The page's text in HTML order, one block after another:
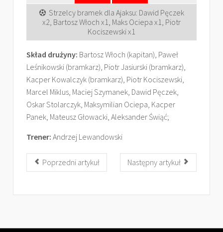
Strzelcy bramek dla Ajaksu: Dawid Pęczek
x2, Bartosz Włoch x1, Maks Ociepa x1, Piotr
Kociszewski x1
Skład drużyny: Bartosz Włoch (kapitan), Paweł
Leśnikowski (bramkarz), Piotr Jasiurski (bramkarz),
Kacper Kowalczyk (bramkarz), Piotr Kociszewski,
Marcel Miklus, Maciej Szymanek, Dawid Pęczek,
Oskar Stolarczyk, Maksymilian Ociepa, Kacper
Panek, Mateusz Głowacki, Aleksander Świąć;
Trener: Andrzej Lewandowski
Poprzedni artykuł Następny artykuł